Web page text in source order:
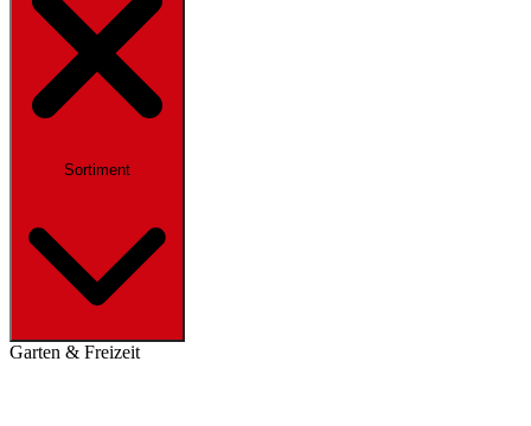
Sortiment
Garten & Freizeit